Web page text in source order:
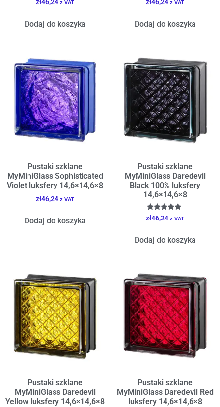
zł46,24 z VAT
Dodaj do koszyka
zł46,24 z VAT
Dodaj do koszyka
Pustaki szklane
MyMiniGlass Sophisticated
Violet luksfery 14,6×14,6×8
zł46,24 z VAT
Dodaj do koszyka
Pustaki szklane
MyMiniGlass Daredevil
Black 100% luksfery
14,6×14,6×8
Oceniono
5.00
zł46,24 z VAT
Dodaj do koszyka
Pustaki szklane
MyMiniGlass Daredevil
Yellow luksfery 14,6×14,6×8
Pustaki szklane
MyMiniGlass Daredevil Red
luksfery 14,6×14,6×8